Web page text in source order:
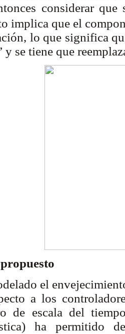
considerar
implica que el
lo que significa
y se tiene que
el
a los
de escala del
ha permitido